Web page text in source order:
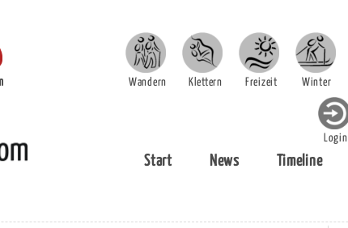
Wandern Klettern Freizeit Winter
Login
Start News Timeline